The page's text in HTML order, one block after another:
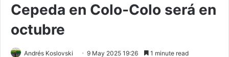
Cepeda en Colo-Colo será en
octubre
Andrés Koslovski 9 May 2025 19:26 1 minute read